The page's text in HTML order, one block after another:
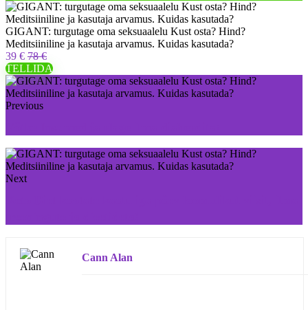
GIGANT: turgutage oma seksuaalelu Kust osta? Hind?
Meditsiiniline ja kasutaja arvamus. Kuidas kasutada?
39 € 78 €
TELLIDA
Previous
Next
Cann Alan